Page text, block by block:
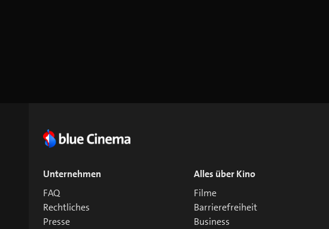
Unternehmen
FAQ
Rechtliches
Presse
Alles über Kino
Filme
Barrierefreiheit
Business